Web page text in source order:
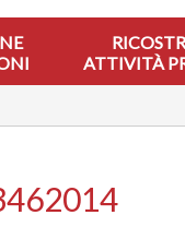
ATTIVITÀ